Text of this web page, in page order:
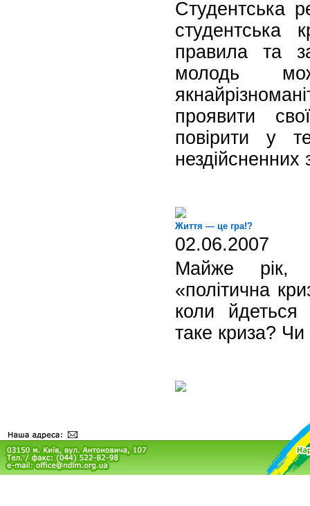
Студентська
студентська
правила та
молодь
проявити
повірити у
нездійсненних
Життя — це гра!?
02.06.2007
Майже рік,
«політична
коли
таке криза? Чи